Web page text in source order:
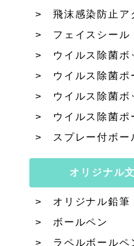
飛沫感染防止ア
フェイスシール
ウイルス除菌
ウイルス除菌
ウイルス除菌ボ
ウイルス除菌
スプレー付ボー
オリジナル
オリジナル鉛筆
ボールペン
ラペルボールペ